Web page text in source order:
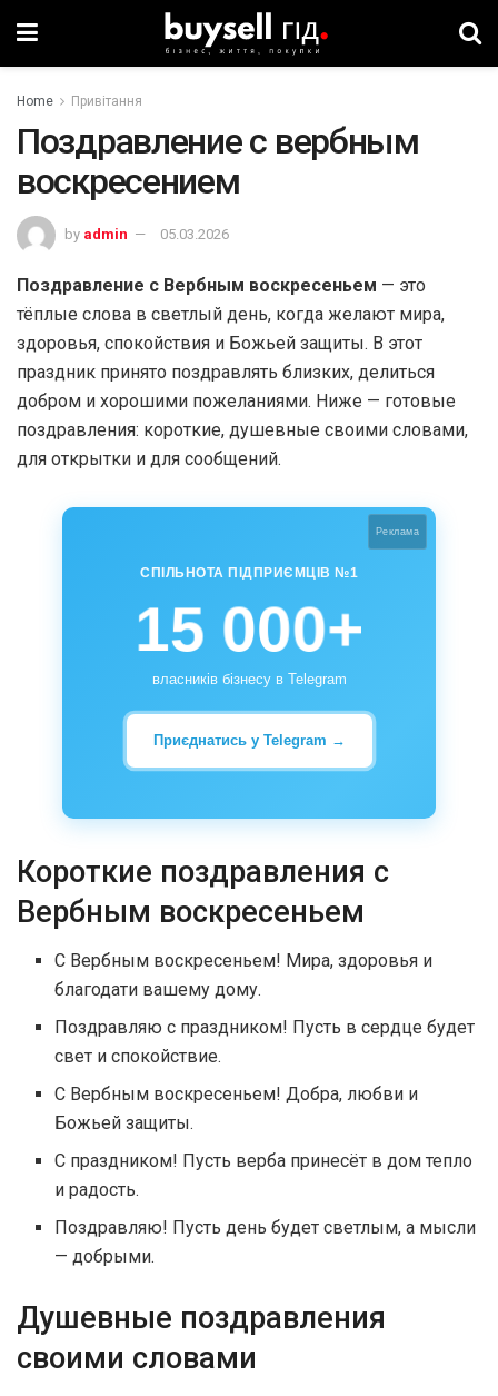
Home Привітання
Поздравление с вербным
воскресением
by admin 05.03.2026
Поздравление с Вербным воскресеньем — это
тёплые слова в светлый день, когда желают мира,
здоровья, спокойствия и Божьей защиты. В этот
праздник принято поздравлять близких, делиться
добром и хорошими пожеланиями. Ниже — готовые
поздравления: короткие, душевные своими словами,
для открытки и для сообщений.
Реклама
СПІЛЬНОТА ПІДПРИЄМЦІВ №1
15 000+
власників бізнесу в Telegram
Приєднатись у Telegram →
Короткие поздравления с
Вербным воскресеньем
С Вербным воскресеньем! Мира, здоровья и
благодати вашему дому.
Поздравляю с праздником! Пусть в сердце будет
свет и спокойствие.
С Вербным воскресеньем! Добра, любви и
Божьей защиты.
С праздником! Пусть верба принесёт в дом тепло
и радость.
Поздравляю! Пусть день будет светлым, а мысли
— добрыми.
Душевные поздравления
своими словами